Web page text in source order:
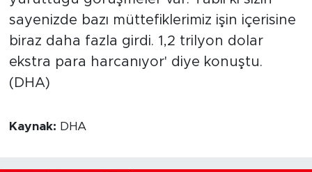
sayenizde bazı müttefiklerimiz işin içerisine
biraz daha fazla girdi. 1,2 trilyon dolar
ekstra para harcanıyor' diye konuştu.
(DHA)
Kaynak: DHA